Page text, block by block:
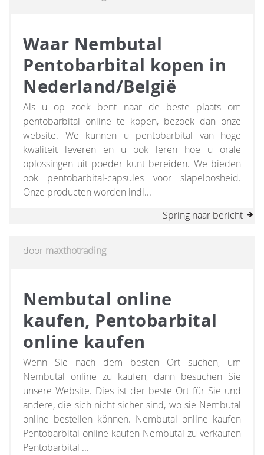
Waar Nembutal
Pentobarbital kopen in
Nederland/België
Als u op zoek bent naar de beste plaats om
pentobarbital online te kopen, bezoek dan onze
website. We kunnen u pentobarbital van hoge
kwaliteit leveren en u ook leren hoe u orale
oplossingen uit poeder kunt bereiden. We bieden
ook pentobarbital-capsules voor slapeloosheid.
Onze producten worden indi...
Spring naar bericht
door maxthotrading
Nembutal online
kaufen, Pentobarbital
online kaufen
Wenn Sie nach dem besten Ort suchen, um
Nembutal online zu kaufen, dann besuchen Sie
unsere Website. Dies ist der beste Ort für Sie und
andere, die sich nicht sicher sind, wo sie Nembutal
online bestellen können. Nembutal online kaufen
Pentobarbital online kaufen Nembutal zu verkaufen
Pentobarbital ...